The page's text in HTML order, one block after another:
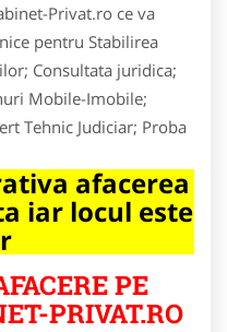
Privat.ro ce va
pentru Stabilirea
Consultata juridica;
Mobile-Imobile;
Tehnic Judiciar; Proba
afacerea
iar locul este
PE
PRIVAT.RO